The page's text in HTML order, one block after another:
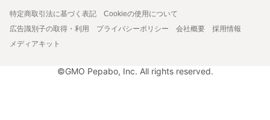
特定商取引法に基づく表記
Cookieの使用について
広告識別子の取得・利用
プライバシーポリシー 会社概要
採用情報
メディアキット
©GMO Pepabo, Inc. All rights reserved.